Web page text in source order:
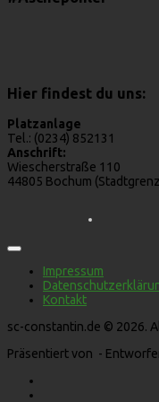
Hier findest du uns:
Platzanlage
Tel.: (0234) 852131
Anschrift:
Wiescherstraße 110
44805 Bochum
Impressum
Kontakt
sc-constantin.de © 2026.
Präsentiert von -